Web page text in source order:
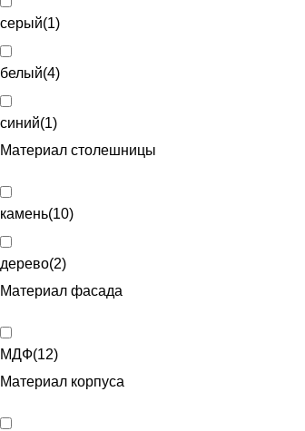
серый(1)
белый(4)
синий(1)
Материал столешницы
камень(10)
дерево(2)
Материал фасада
МДФ(12)
Материал корпуса